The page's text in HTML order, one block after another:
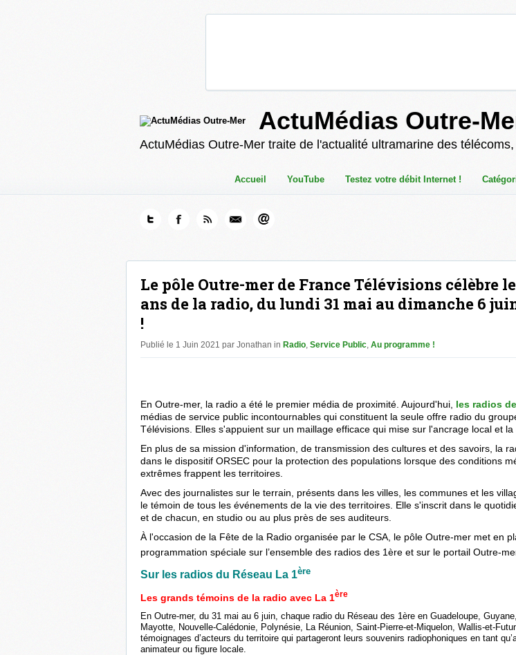
ActuMédias Outre-
ActuMédias Outre-Mer traite de l'actualité ultramarine des
Accueil YouTube Testez votre débit Internet !
Le pôle Outre-mer de France Télévisions célèbre
ans de la radio, du lundi 31 mai au dimanche 6
!
Publié le 1 Juin 2021 par Jonathan in Radio, Service Public, Au programme !
En Outre-mer, la radio a été le premier média de proximité. Aujourd'hui, les radios
médias de service public incontournables qui constituent la seule offre radio du
Télévisions. Elles s'appuient sur un maillage efficace qui mise sur l'ancrage local et la
En plus de sa mission d'information, de transmission des cultures et des savoirs, la
dans le dispositif ORSEC pour la protection des populations lorsque des conditions
extrêmes frappent les territoires.
Avec des journalistes sur le terrain, présents dans les villes, les communes et les
le témoin de tous les événements de la vie des territoires. Elle s'inscrit dans le
et de chacun, en studio ou au plus près de ses auditeurs.
À l'occasion de la Fête de la Radio organisée par le CSA, le pôle Outre-mer met en
programmation spéciale sur l’ensemble des radios des 1ère et sur le portail Outre-
Sur les radios du Réseau La 1ère
Les grands témoins de la radio avec La 1ère
En Outre-mer, du 31 mai au 6 juin, chaque radio du Réseau des 1ère en Guadeloupe,
Mayotte, Nouvelle-Calédonie, Polynésie, La Réunion, Saint-Pierre-et-Miquelon, Wallis-et-
témoignages d’acteurs du territoire qui partageront leurs souvenirs radiophoniques en tant
animateur ou figure locale.